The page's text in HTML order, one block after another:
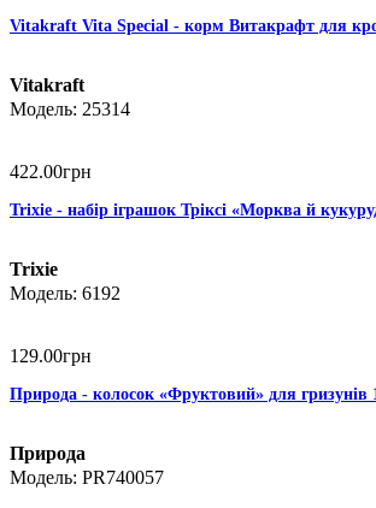
Vitakraft Vita Special - корм Витакрафт для
Vitakraft
25314
422.00грн
Trixie - набір іграшок Тріксі «Морква й
Trixie
6192
129.00грн
Природа - колосок «Фруктовий» для гризунів
Природа
PR740057